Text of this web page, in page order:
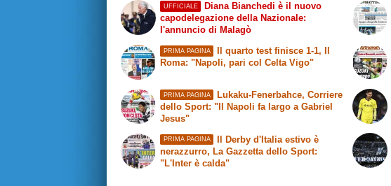
UFFICIALE
Diana Bianchedi è il nuovo
capodelegazione della Nazionale:
l'annuncio di Malagò
PRIMA PAGINA Il quarto test finisce 1-1,
Roma: "Napoli, pari col Celta Vigo"
PRIMA PAGINA Lukaku-Fenerbahce, Corriere
dello Sport: "Il Napoli fa largo a Gabriel
Jesus"
PRIMA PAGINA
Il Derby d'Italia estivo è
nerazzurro, La Gazzetta dello Sport:
"L'Inter è calda"